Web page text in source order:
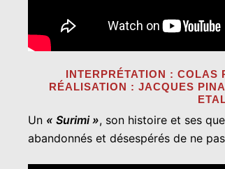
INTERPRÉTATION :
RÉALISATION : JACQUES
Un « Surimi », son histoire et ses
abandonnés et désespérés de ne